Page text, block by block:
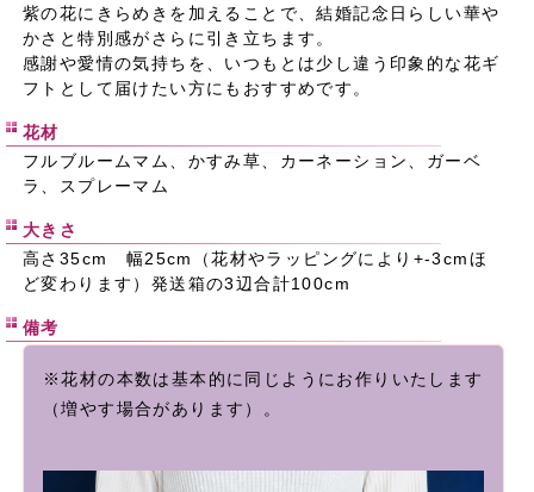
紫の花にきらめきを加えることで、結婚記念日らしい華や
かさと特別感がさらに引き立ちます。
感謝や愛情の気持ちを、いつもとは少し違う印象的な花ギ
フトとして届けたい方にもおすすめです。
花材
フルブルームマム、かすみ草、カーネーション、ガーベ
ラ、スプレーマム
大きさ
高さ35cm 幅25cm（花材やラッピングにより+-3cmほ
ど変わります）発送箱の3辺合計100cm
備考
※花材の本数は基本的に同じようにお作りいたします
（増やす場合があります）。